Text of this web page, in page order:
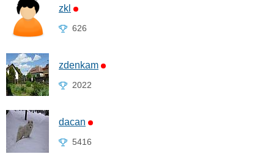
zkl
626
zdenkam
2022
dacan
5416